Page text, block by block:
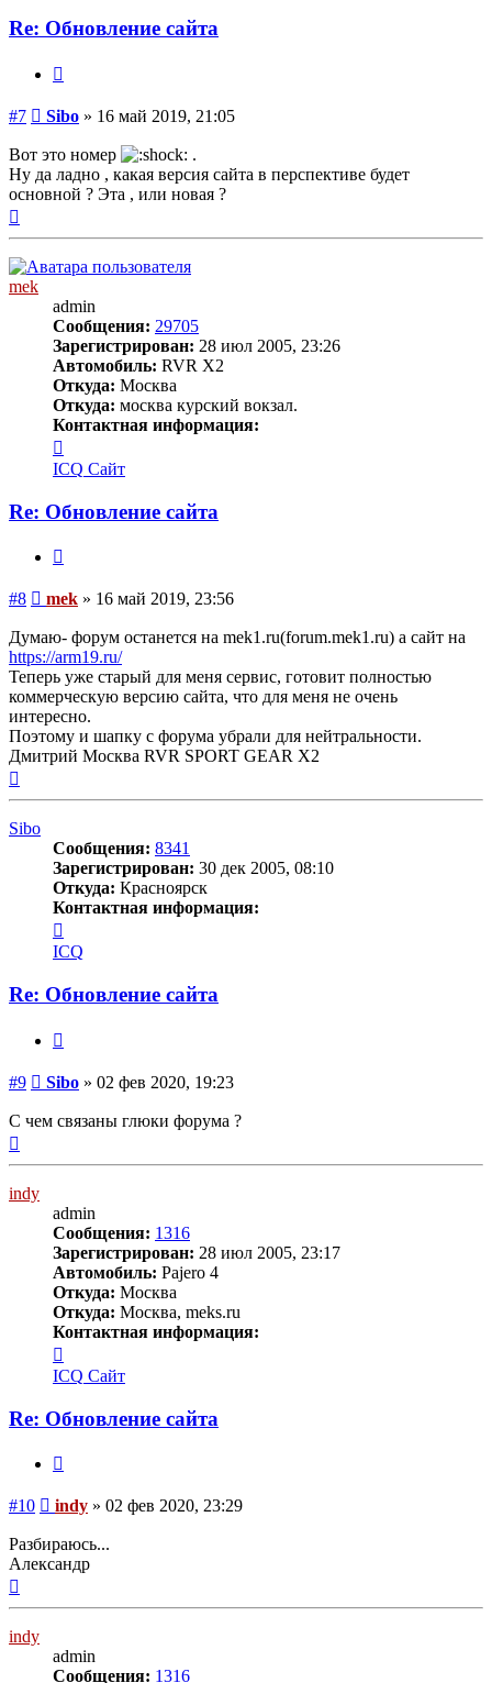
Sibo
Re: Обновление сайта
#7 Сообщение
Sibo » 16 май 2019, 21:05
Вот это номер
.
Ну да ладно , какая версия сайта в перспективе будет
основной ? Эта , или новая ?
mek
admin
Сообщения: 29705
Зарегистрирован: 28 июл 2005, 23:26
Автомобиль: RVR X2
Откуда: Москва
Откуда: москва курский вокзал.
Контактная информация:
информация
пользователя
mek
ICQ Сайт
Re: Обновление сайта
#8 Сообщение
mek » 16 май 2019, 23:56
Думаю- форум останется на mek1.ru(forum.mek1.ru) а сайт на
https://arm19.ru/
Теперь уже старый для меня сервис, готовит полностью
коммерческую версию сайта, что для меня не очень
интересно.
Поэтому и шапку с форума убрали для нейтральности.
Дмитрий Москва RVR SPORT GEAR X2
Sibo
Сообщения: 8341
Зарегистрирован: 30 дек 2005, 08:10
Откуда: Красноярск
Контактная информация:
информация
пользователя
Sibo
ICQ
Re: Обновление сайта
#9 Сообщение
Sibo » 02 фев 2020, 19:23
С чем связаны глюки форума ?
indy
admin
Сообщения: 1316
Зарегистрирован: 28 июл 2005, 23:17
Автомобиль: Pajero 4
Откуда: Москва
Откуда: Москва, meks.ru
Контактная информация:
информация
пользователя
indy
ICQ Сайт
Re: Обновление сайта
#10 Сообщение
indy » 02 фев 2020, 23:29
Разбираюсь...
Александр
indy
admin
Сообщения: 1316